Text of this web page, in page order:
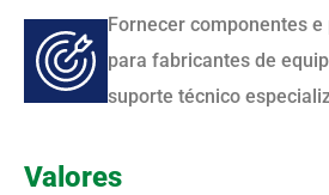
Fornecer componentes
para fabricantes de
suporte técnico
Valores